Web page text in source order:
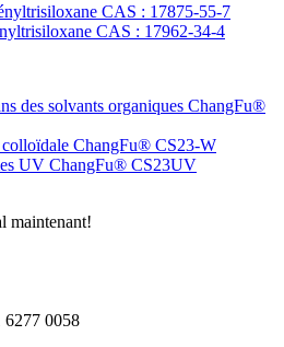
CAS : 17875-55-7
CAS : 17962-34-4
des solvants organiques ChangFu®
colloïdale ChangFu® CS23-W
UV ChangFu® CS23UV
maintenant!
6277 0058